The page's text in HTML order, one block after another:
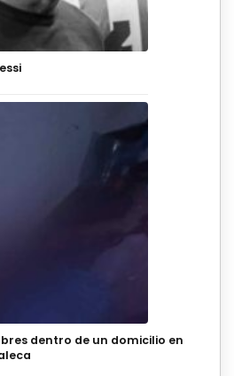
dentro de un domicilio en